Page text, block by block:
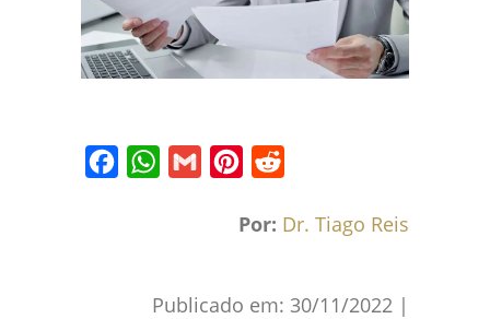
FacebookWhatsApp
Gmail Pinterest
Por: Dr. Tiago Reis
Publicado em: 30/11/2022 |